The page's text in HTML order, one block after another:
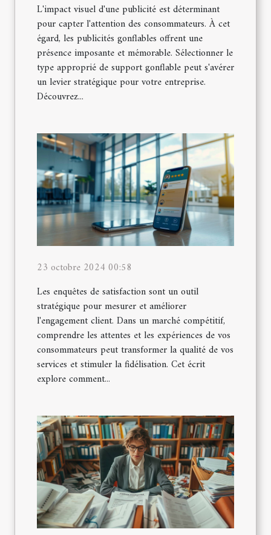
L'impact visuel d'une publicité est déterminant
pour capter l'attention des consommateurs. À cet
égard, les publicités gonflables offrent une
présence imposante et mémorable. Sélectionner le
type approprié de support gonflable peut s'avérer
un levier stratégique pour votre entreprise.
Découvrez...
23 octobre 2024 00:58
Les enquêtes de satisfaction sont un outil
stratégique pour mesurer et améliorer
l'engagement client. Dans un marché compétitif,
comprendre les attentes et les expériences de vos
consommateurs peut transformer la qualité de vos
services et stimuler la fidélisation. Cet écrit
explore comment...